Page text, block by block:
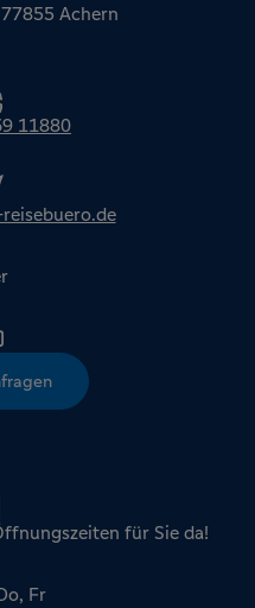
Achern
11880
für Sie da!
Fr